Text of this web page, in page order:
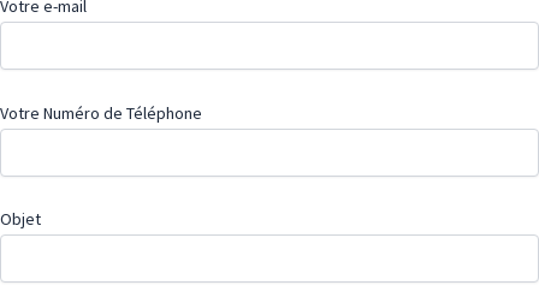
Votre e-mail
Votre Numéro de Téléphone
Objet